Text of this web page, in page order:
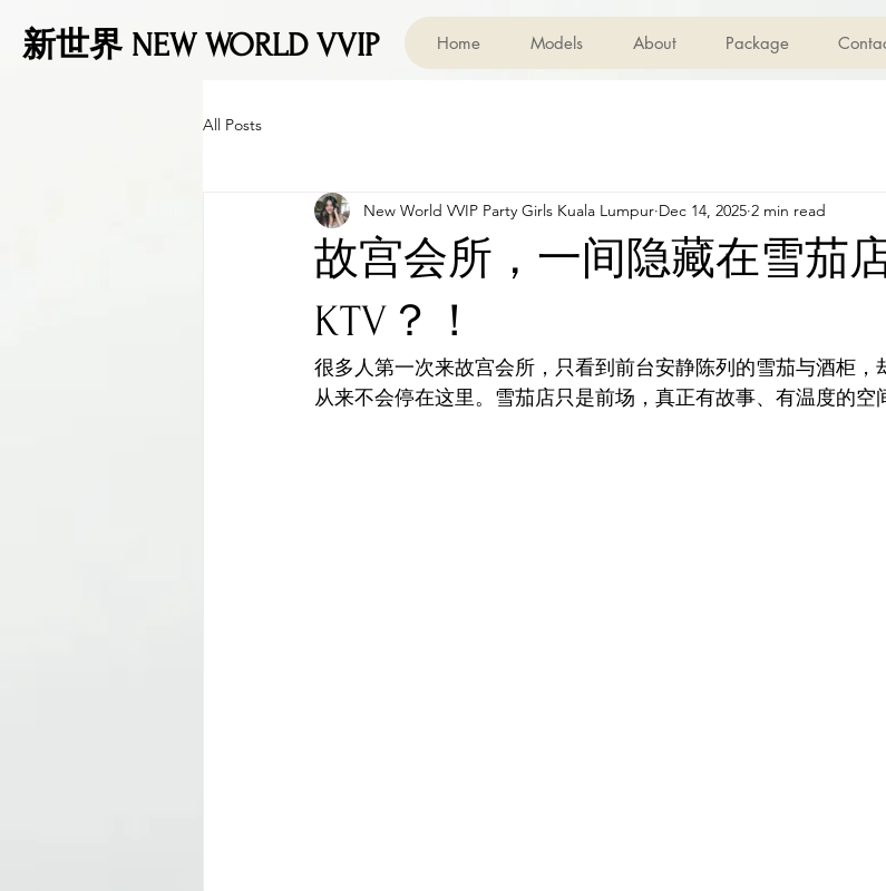
新世界 NEW WORLD VVIP Home Models About Package
All Posts
故宫会所，一间隐藏在雪茄
KTV？！
New World VVIP Party Girls Kuala Lumpur Dec 14, 2025 2 min read
很多人第一次来故宫会所，只看到前台安静陈列的雪茄与酒柜
从来不会停在这里。雪茄店只是前场，真正有故事、有温度的空